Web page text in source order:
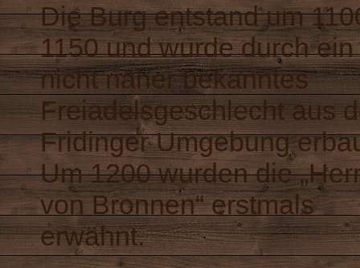
Die Burg entstand um
1150 und wurde durch ein
nicht näher bekanntes
Freiadelsgeschlecht aus
Fridinger Umgebung
Um 1200 wurden die
von Bronnen“ erstmals
erwähnt.